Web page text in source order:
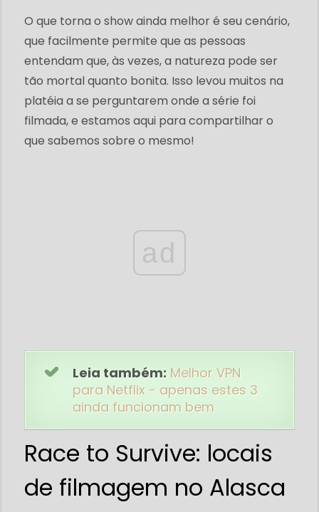
O que torna o show ainda melhor é seu cenário,
que facilmente permite que as pessoas
entendam que, às vezes, a natureza pode ser
tão mortal quanto bonita. Isso levou muitos na
platéia a se perguntarem onde a série foi
filmada, e estamos aqui para compartilhar o
que sabemos sobre o mesmo!
ad
Leia também: Melhor VPN
para Netflix - apenas estes 3
ainda funcionam bem
Race to Survive: locais
de filmagem no Alasca